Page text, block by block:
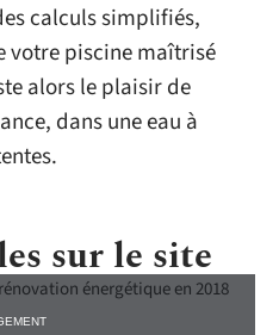
calculs simplifiés,
votre piscine maîtrisé
alors le plaisir de
dans une eau à
sur le site